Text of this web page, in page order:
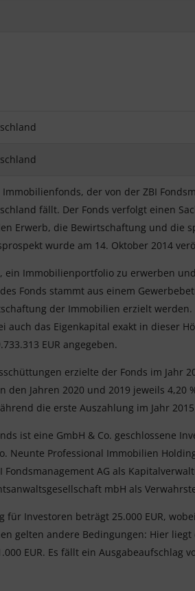
Immobilienfonds, der von der ZBI
fällt. Der Fonds verfolgt einen
Erwerb, die Bewirtschaftung und die
wurde am 14. Oktober 2014
ein Immobilienportfolio zu erwerben
Fonds stammt aus einem
der Immobilien erzielt
auch das Eigenkapital exakt in dieser
EUR angegeben.
erzielte der Fonds im Jahr
den Jahren 2020 und 2019 jeweils
die erste Auszahlung im Jahr
ist eine GmbH & Co. geschlossene
Neunte Professional Immobilien
Fondsmanagement AG als
mbH als
Investoren beträgt 25.000 EUR,
gelten andere Bedingungen: Hier
EUR. Es fällt ein Ausgabeaufschlag